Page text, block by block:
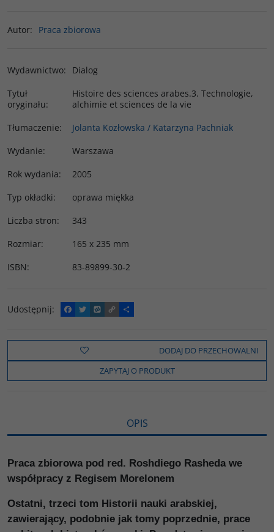
Autor: Praca zbiorowa
Wydawnictwo:
Dialog
Tytuł
oryginału:
Histoire des sciences arabes.3. Technologie,
alchimie et sciences de la vie
Tłumaczenie:
Jolanta Kozłowska / Katarzyna Pachniak
Wydanie:
Warszawa
Rok wydania:
2005
Typ okładki:
oprawa miękka
Liczba stron:
343
Rozmiar:
165 x 235 mm
ISBN: 83-89899-30-2
Udostępnij:
F
a
e
o
k
T
w
t
t
e
W
y
o
C
o
y
i
n
k
P
o
z
e
l
s
DODAJ DO PRZECHOWALNI
ZAPYTAJ O PRODUKT
OPIS
Praca zbiorowa pod red. Roshdiego Rasheda we
współpracy z Regisem Morelonem
Ostatni, trzeci tom Historii nauki arabskiej,
zawierający, podobnie jak tomy poprzednie, prace